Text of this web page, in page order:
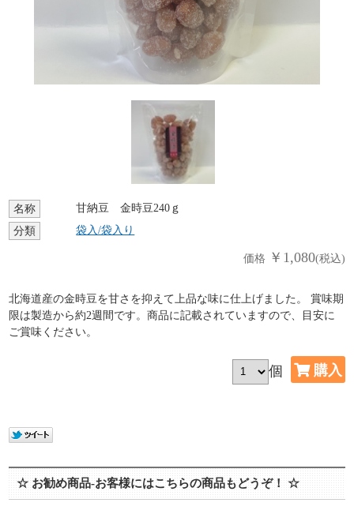
名称
甘納豆 金時豆240ｇ
分類
袋入/袋入り
価格 ￥1,080(税込)
北海道産の金時豆を甘さを抑えて上品な味に仕上げました。 賞味期
限は製造から約2週間です。商品に記載されていますので、目安に
ご賞味ください。
個
☆ お勧め商品-お客様にはこちらの商品もどうぞ！ ☆